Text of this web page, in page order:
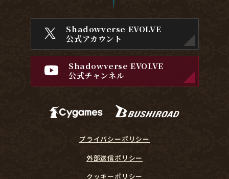
Shadowverse EVOLVE
公式アカウント
Shadowverse EVOLVE
公式チャンネル
プライバシーポリシー
外部送信ポリシー
クッキーポリシー